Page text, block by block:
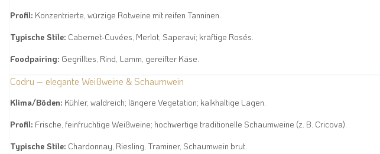
Profil: Konzentrierte, würzige Rotweine mit reifen Tanninen.
Typische Stile: Cabernet-Cuvées, Merlot, Saperavi; kräftige Rosés.
Foodpairing: Gegrilltes, Rind, Lamm, gereifter Käse.
Codru – elegante Weißweine & Schaumwein
Klima/Böden: Kühler, waldreich; längere Vegetation; kalkhaltige Lagen.
Profil: Frische, feinfruchtige Weißweine; hochwertige traditionelle Schaumweine (z. B. Cricova).
Typische Stile: Chardonnay, Riesling, Traminer, Schaumwein brut.